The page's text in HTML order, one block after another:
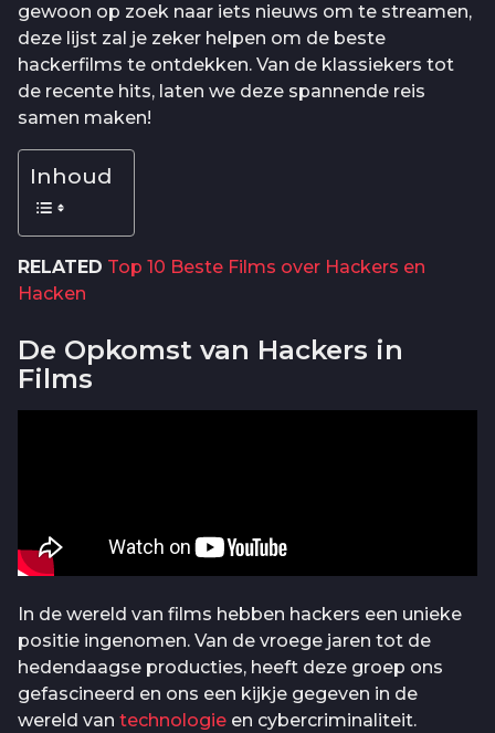
gewoon op zoek naar iets nieuws om te streamen,
deze lijst zal je zeker helpen om de beste
hackerfilms te ontdekken. Van de klassiekers tot
de recente hits, laten we deze spannende reis
samen maken!
Inhoud
RELATED Top 10 Beste Films over Hackers en
Hacken
De Opkomst van Hackers in
Films
In de wereld van films hebben hackers een unieke
positie ingenomen. Van de vroege jaren tot de
hedendaagse producties, heeft deze groep ons
gefascineerd en ons een kijkje gegeven in de
wereld van technologie en cybercriminaliteit.